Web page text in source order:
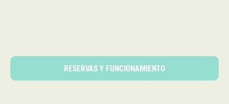
RESERVAS Y FUNCIONAMIENTO